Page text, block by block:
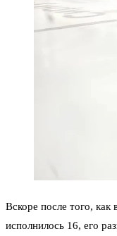
Вскоре после того, как
исполнилось 16, его